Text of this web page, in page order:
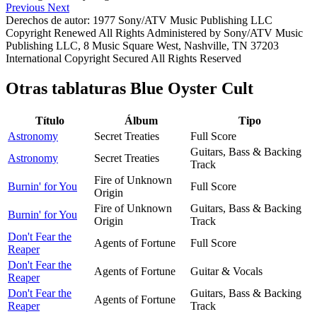
Previous Next
Derechos de autor: 1977 Sony/ATV Music Publishing LLC
Copyright Renewed All Rights Administered by Sony/ATV Music
Publishing LLC, 8 Music Square West, Nashville, TN 37203
International Copyright Secured All Rights Reserved
Otras tablaturas Blue Oyster Cult
Título Álbum
Tipo
Astronomy
Secret Treaties
Full Score
Astronomy
Secret Treaties
Guitars, Bass & Backing
Track
Burnin' for You
Fire of Unknown
Origin
Full Score
Burnin' for You
Fire of Unknown
Origin
Guitars, Bass & Backing
Track
Don't Fear the
Reaper
Agents of Fortune
Full Score
Don't Fear the
Reaper
Agents of Fortune
Guitar & Vocals
Don't Fear the
Reaper
Agents of Fortune
Guitars, Bass & Backing
Track